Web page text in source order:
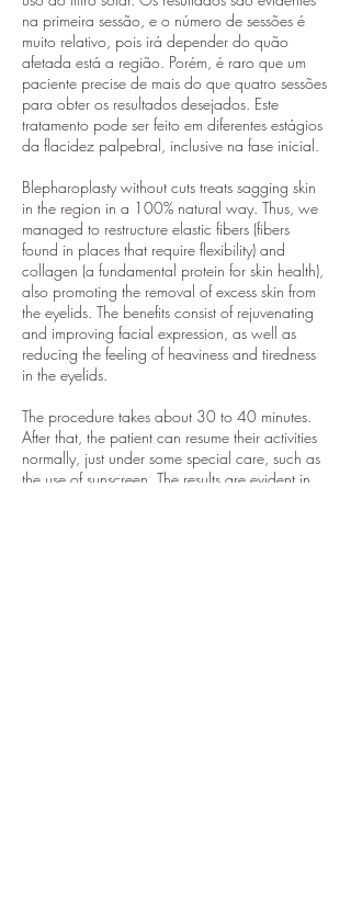
na primeira sessão, e o número de sessões é
muito relativo, pois irá depender do quão
afetada está a região. Porém, é raro que um
paciente precise de mais do que quatro sessões
para obter os resultados desejados. Este
tratamento pode ser feito em diferentes estágios
da flacidez palpebral, inclusive na fase inicial.
Blepharoplasty without cuts treats sagging skin
in the region in a 100% natural way. Thus, we
managed to restructure elastic fibers (fibers
found in places that require flexibility) and
collagen (a fundamental protein for skin health),
also promoting the removal of excess skin from
the eyelids. The benefits consist of rejuvenating
and improving facial expression, as well as
reducing the feeling of heaviness and tiredness
in the eyelids.
The procedure takes about 30 to 40 minutes.
After that, the patient can resume their activities
normally, just under some special care, such as
the use of sunscreen. The results are evident in